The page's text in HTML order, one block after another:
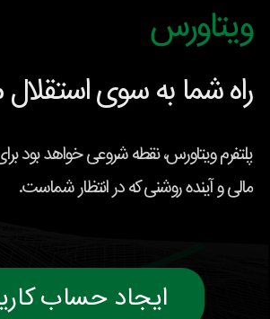
ویتاورس
راه شما به سوی استقلال
پلتفرم ویتاورس، نقطه شروعی خواهد بود
مالی و آینده روشنی که در انتظار شماست.
ايجاد حساب